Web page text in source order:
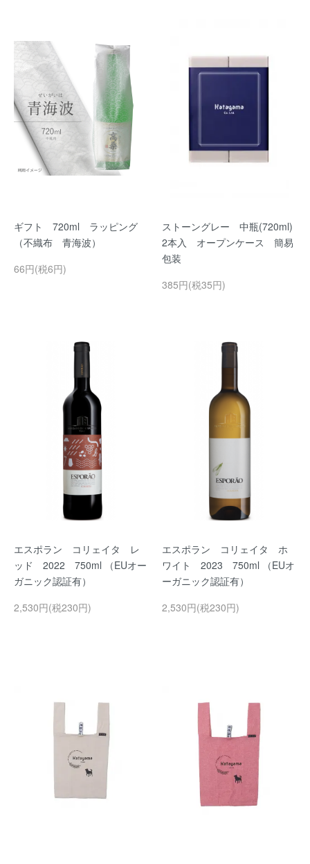
ギフト 720ml ラッピング
（不織布 青海波）
66円(税6円)
ストーングレー 中瓶(720ml)
2本入 オープンケース 簡易
包装
385円(税35円)
エスポラン コリェイタ レ
ッド 2022 750ml （EUオー
ガニック認証有）
2,530円(税230円)
エスポラン コリェイタ ホ
ワイト 2023 750ml （EUオ
ーガニック認証有）
2,530円(税230円)